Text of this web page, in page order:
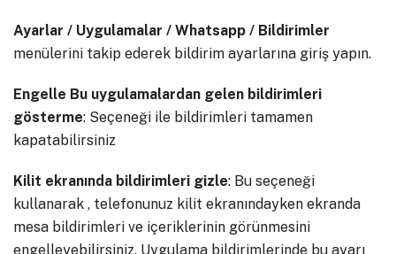
Ayarlar / Uygulamalar / Whatsapp / Bildirimler
menülerini takip ederek bildirim ayarlarına giriş yapın.
Engelle Bu uygulamalardan gelen bildirimleri
gösterme: Seçeneği ile bildirimleri tamamen
kapatabilirsiniz
Kilit ekranında bildirimleri gizle: Bu seçeneği
kullanarak , telefonunuz kilit ekranındayken ekranda
mesa bildirimleri ve içeriklerinin görünmesini
engelleyebilirsiniz. Uygulama bildirimlerinde bu ayarı